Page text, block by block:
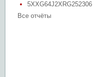
5XXG64J2XRG252306
Все отчёты